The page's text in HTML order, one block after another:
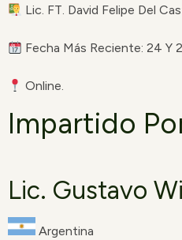
Lic. FT. David Felipe Del
Fecha Más Reciente: 24 Y
Online.
Impartido
Lic. Gustavo
Argentina